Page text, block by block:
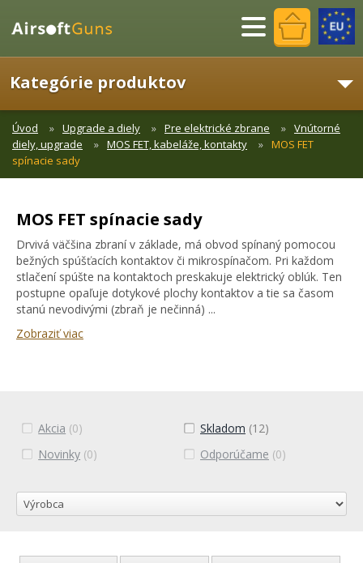
Menu
Kategórie produktov
Úvod Upgrade a diely Pre elektrické zbrane
Vnútorné
diely, upgrade
MOS FET, kabeláže, kontakty
MOS FET
spínacie sady
MOS FET spínacie sady
Drvivá väčšina zbraní v základe, má obvod spínaný pomocou
bežných spúšťacích kontaktov či mikrospínačom. Pri každom
stlačení spúšte na kontaktoch preskakuje elektrický oblúk. Ten
postupne opaľuje dotykové plochy kontaktov a tie sa časom
stanú nevodivými (zbraň je nečinná) ...
Zobraziť viac
Akcia (0) Skladom (12)
Novinky (0) Odporúčame (0)